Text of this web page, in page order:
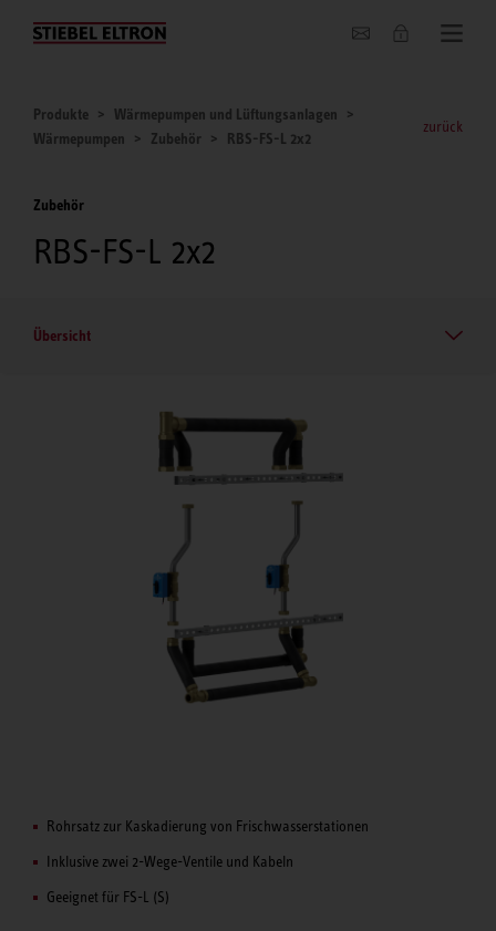
Unternehmen
Produkte
Wärmepumpen und Lüftungsanlagen
Wärmepumpen
Zubehör RBS-FS-L 2x2
zurück
Zubehör
RBS-FS-L 2x2
Übersicht
Rohrsatz zur Kaskadierung von Frischwasserstationen
Inklusive zwei 2-Wege-Ventile und Kabeln
Geeignet für FS-L (S)